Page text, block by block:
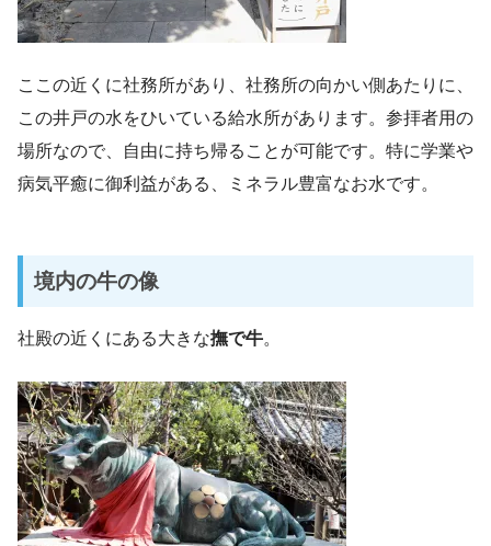
ここの近くに社務所があり、社務所の向かい側あたりに、
この井戸の水をひいている給水所があります。参拝者用の
場所なので、自由に持ち帰ることが可能です。特に学業や
病気平癒に御利益がある、ミネラル豊富なお水です。
境内の牛の像
社殿の近くにある大きな撫で牛。